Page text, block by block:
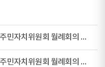
(2022. 12.) 신당5동 주민자치위원회 월례회의 회의록
(2022. 11.) 신당5동 주민자치위원회 월례회의 회의록